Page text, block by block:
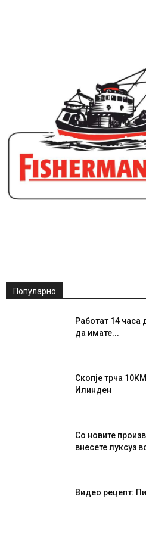
Популарно
Работат 14 часа
да имате...
Скопје трча
Илинден
Со новите
внесете луксуз
Видео рецепт: